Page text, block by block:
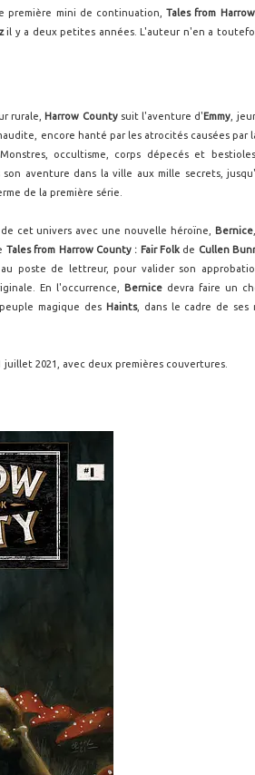
première mini de continuation,Tales from
il y a deux petites années. L'auteur n'en a
rurale, Harrow Countysuit l'aventure d' Emmy ,
encore hanté par les atrocités causées par
occultisme, corps dépecés et bestioles
aventure dans la ville aux mille secrets,
de la première série.
cet univers avec une nouvelle héroïne, Bernice
Tales from Harrow County : Fair Folk de Cullen
poste de lettreur, pour valider son
En l'occurrence,
Bernice devra faire un
magique des Haints, dans le cadre de ses
juillet 2021, avec deux premières couvertures.